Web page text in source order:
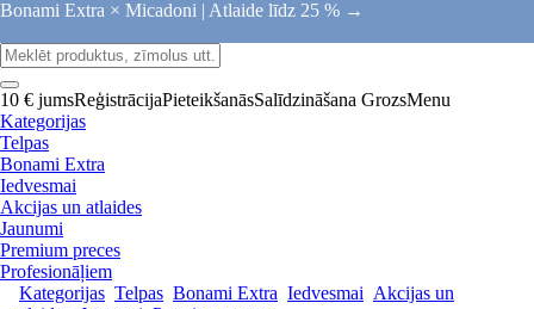
Bonami Extra × Micadoni | Atlaide līdz 25 % →
10 € jumsReģistrācijaPieteikšanāsSalīdzināšana GrozsMenu
Kategorijas
Telpas
Bonami Extra
Iedvesmai
Akcijas un atlaides
Jaunumi
Premium preces
Profesionāļiem
Kategorijas Telpas Bonami Extra Iedvesmai Akcijas un